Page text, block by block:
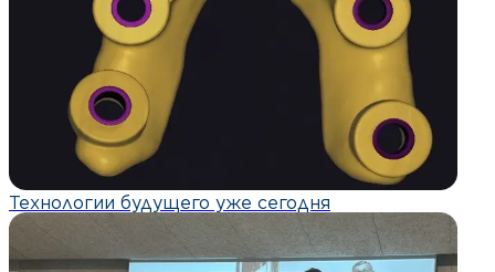
Технологии будущего уже сегодня